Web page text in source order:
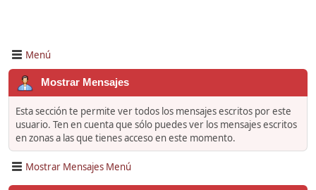
Menú
Mostrar Mensajes
Esta sección te permite ver todos los mensajes escritos por este
usuario. Ten en cuenta que sólo puedes ver los mensajes escritos
en zonas a las que tienes acceso en este momento.
Mostrar Mensajes Menú